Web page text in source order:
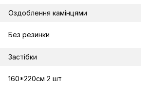
Оздоблення камінцями
Без резинки
Застібки
160*220см 2 шт